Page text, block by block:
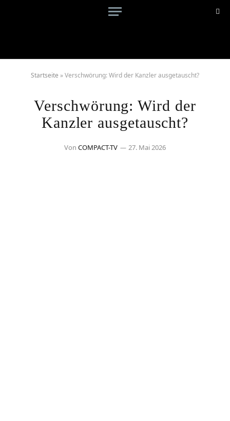
Startseite »Verschwörung: Wird der Kanzler ausgetauscht?
Verschwörung: Wird der
Kanzler ausgetauscht?
Von COMPACT-TV 27. Mai 2026